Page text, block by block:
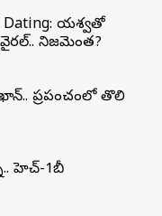
Dating: యశస్వితో
నిజమెంత?
ఖాన్.. ప్రపంచంలో తొలి
హెచ్‌-1బీ